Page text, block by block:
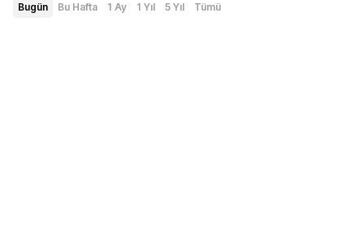
Bugün Bu Hafta 1 Ay 1 Yıl 5 Yıl Tümü